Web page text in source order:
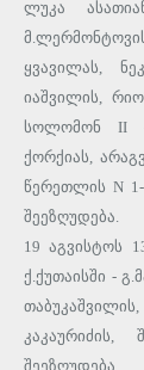
ლუკა
ყვავილას,
იაშვილის,
სოლომონ II -
ქორქიას,
წერეთლის N
შეეზღუდება.
19 აგვისტოს
ქ.ქუთაისში -
თაბუკაშვილის,
კაკაურიძის,
შეეზღუდება.